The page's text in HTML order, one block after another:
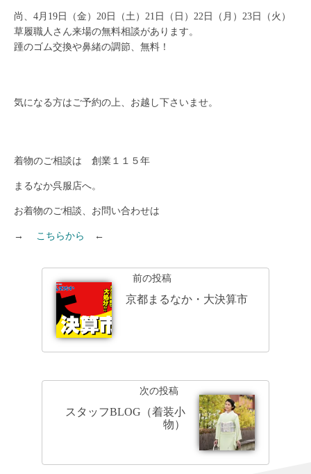
尚、4月19日（金）20日（土）21日（日）22日（月）23日（火）
草履職人さん来場の無料相談があります。
踵のゴム交換や鼻緒の調節、無料！
気になる方はご予約の上、お越し下さいませ。
着物のご相談は 創業１１５年
まるなか呉服店へ。
お着物のご相談、お問い合わせは
→ こちらから ←
前の投稿
京都まるなか・大決算市
次の投稿
スタッフBLOG（着装小
物）